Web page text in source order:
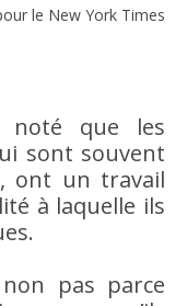
le New York Times
noté que les
sont souvent
ont un travail
à laquelle ils
pas parce